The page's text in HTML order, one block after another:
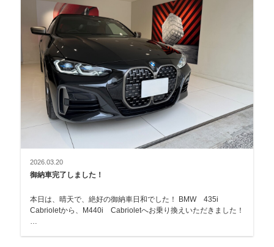
2026.03.20
御納車完了しました！
本日は、晴天で、絶好の御納車日和でした！ BMW 435i
Cabrioletから、M440i Cabrioletへお乗り換えいただきました！